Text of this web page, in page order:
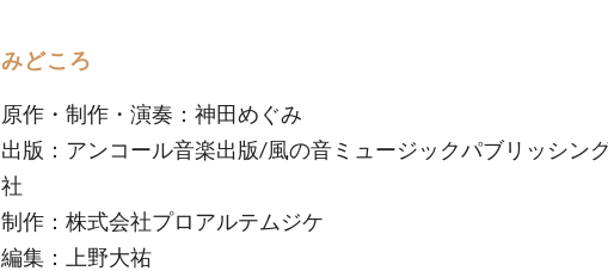
みどころ
原作・制作・演奏：神田めぐみ
出版：アンコール音楽出版/風の音ミュージックパブリッシン
社
制作：株式会社プロアルテムジケ
編集：上野大祐